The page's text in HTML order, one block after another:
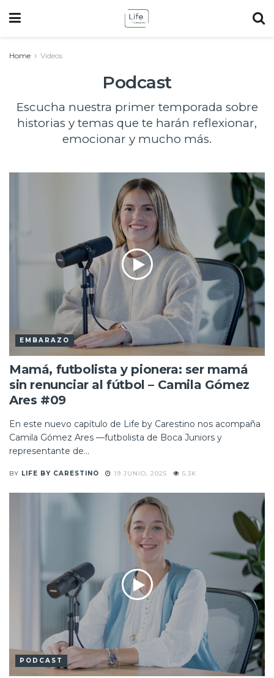
Home Videos
Podcast
Escucha nuestra primer temporada sobre
historias y temas que te harán reflexionar,
emocionar y mucho más.
EMBARAZO
Mamá, futbolista y pionera: ser mamá
sin renunciar al fútbol – Camila Gómez
Ares #09
En este nuevo capítulo de Life by Carestino nos acompaña
Camila Gómez Ares —futbolista de Boca Juniors y
representante de...
BY LIFE BY CARESTINO 19 JUNIO, 2025 5.3K
PODCAST